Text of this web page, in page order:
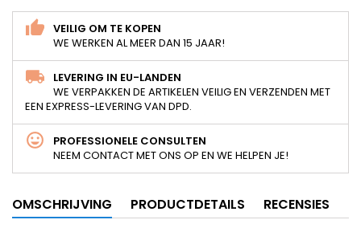
VEILIG OM TE KOPEN
WE WERKEN AL MEER DAN 15 JAAR!
LEVERING IN EU-LANDEN
WE VERPAKKEN DE ARTIKELEN VEILIG EN VERZENDEN MET
EEN EXPRESS-LEVERING VAN DPD.
PROFESSIONELE CONSULTEN
NEEM CONTACT MET ONS OP EN WE HELPEN JE!
OMSCHRIJVING PRODUCTDETAILS RECENSIES